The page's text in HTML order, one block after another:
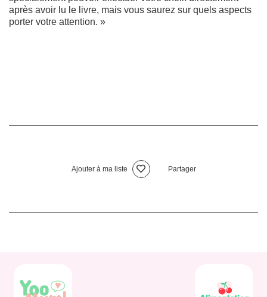
après avoir lu le livre, mais vous saurez sur quels aspects
porter votre attention. »
Ajouter à ma liste Partager